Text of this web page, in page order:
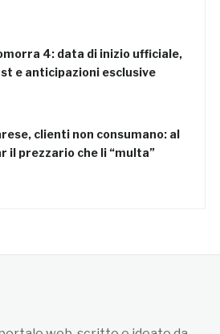
4: data di inizio ufficiale,
e anticipazioni esclusive
clienti non consumano: al
il prezzario che li “multa”